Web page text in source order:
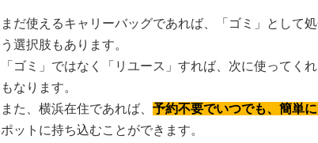
まだ使えるキャリーバッグであれば、「ゴミ」として
う選択肢もあります。
「ゴミ」ではなく「リユース」すれば、次に使ってく
もなります。
また、横浜在住であれば、 予約不要でいつでも、簡単に
ポットに持ち込むことができます。